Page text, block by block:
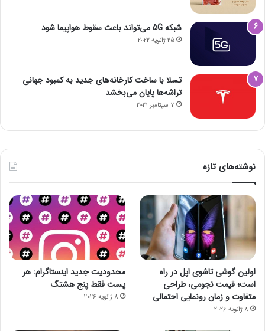
شبکه 5G می‌تواند باعث سقوط هواپیما شود
25 ژانویه 2022
تسلا با ساخت کارخانه‌های جدید به کمبود جهانی
تراشه‌ها پایان می‌بخشد
7 سپتامبر 2021
نوشته‌های تازه
اولین گوشی تاشوی اپل در راه
است؛ قیمت نجومی، طراحی
متفاوت و زمان رونمایی احتمالی
8 ژانویه 2026
محدودیت جدید اینستاگرام: هر
پست فقط پنج هشتگ
8 ژانویه 2026